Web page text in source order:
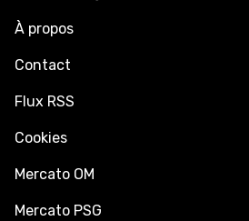
À propos
Contact
Flux RSS
Cookies
Mercato OM
Mercato PSG